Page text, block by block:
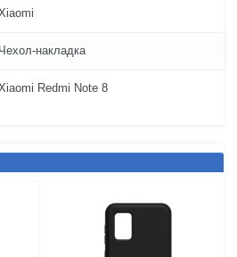
Чехол-накладка
Redmi Note 8